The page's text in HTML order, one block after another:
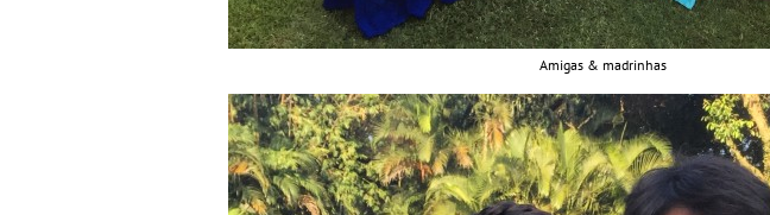
Amigas & madrinhas